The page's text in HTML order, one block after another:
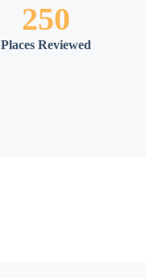
250
Places Reviewed